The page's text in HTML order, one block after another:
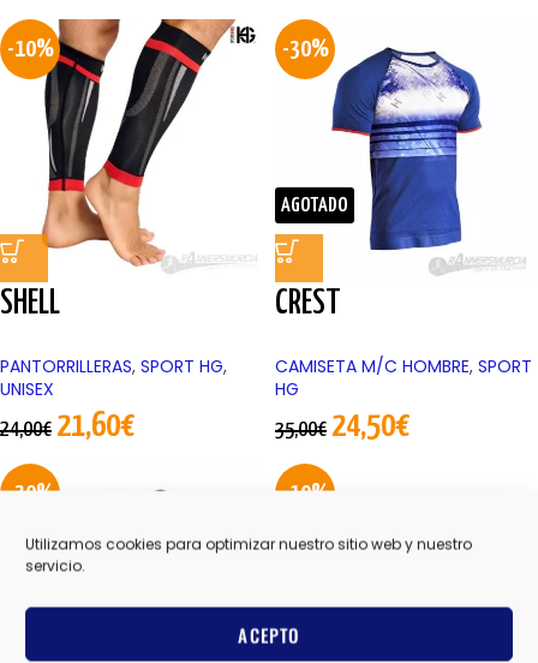
Utilizamos cookies para optimizar nuestro sitio web y nuestro
servicio.
ACEPTO
-10%
SHELL
PANTORRILLERAS, SPORT HG,
UNISEX
24,00€ 21,60€
-30%
AGOTADO
CREST
CAMISETA M/C HOMBRE, SPORT
HG
35,00€ 24,50€
-30% -10%
AGOTADO